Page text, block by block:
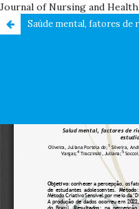
Journal of Nursing and Health